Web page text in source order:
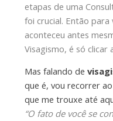
etapas de uma
foi crucial. Então
aconteceu antes
Visagismo, é só clicar
Mas falando de
que é, vou recorrer
que me trouxe até
“O fato de você se